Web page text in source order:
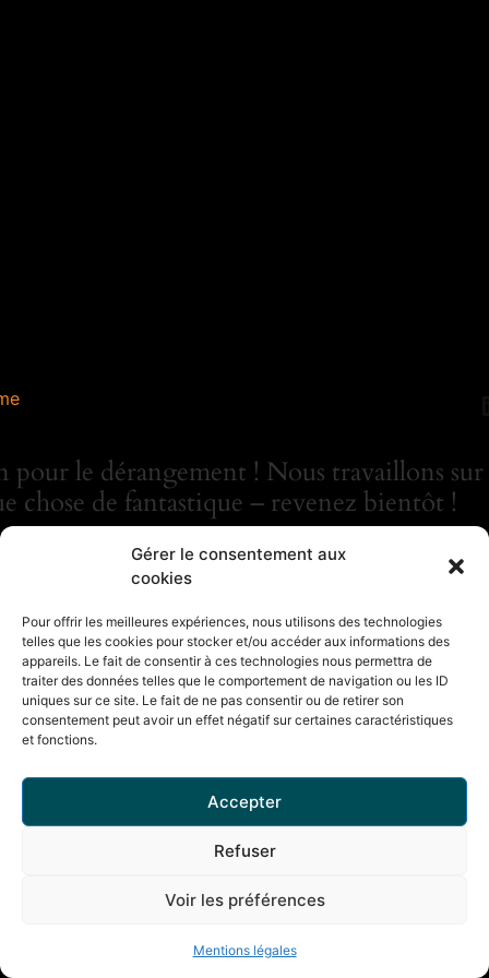
Gérer le consentement aux
cookies
Pour offrir les meilleures expériences, nous utilisons des technologies
telles que les cookies pour stocker et/ou accéder aux informations des
appareils. Le fait de consentir à ces technologies nous permettra de
traiter des données telles que le comportement de navigation ou les ID
uniques sur ce site. Le fait de ne pas consentir ou de retirer son
consentement peut avoir un effet négatif sur certaines caractéristiques
et fonctions.
Accepter
Refuser
Voir les préférences
Mentions légales
pour le dérangement ! Nous travaillons sur
chose de fantastique – revenez bientôt !